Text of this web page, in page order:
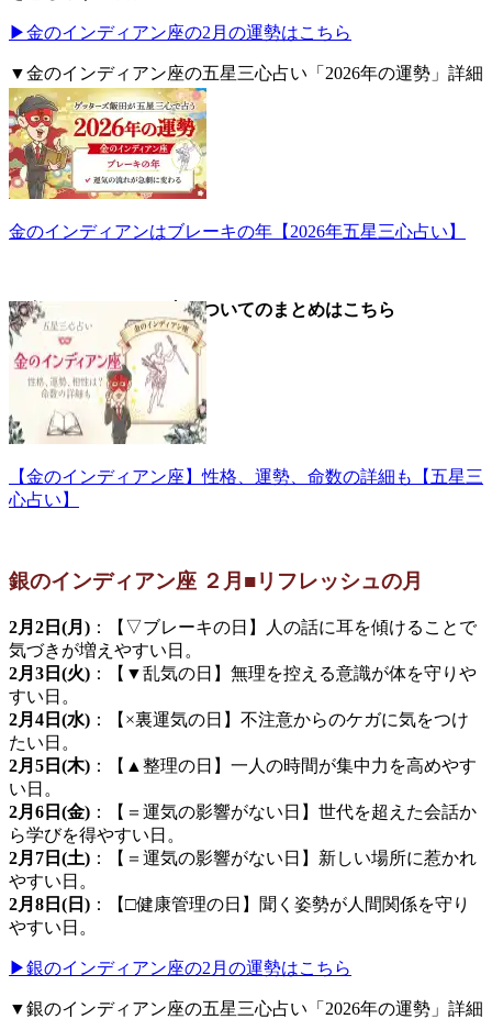
▶金のインディアン座の2月の運勢はこちら
▼金のインディアン座の五星三心占い「2026年の運勢」詳細
はこちら。
金のインディアンはブレーキの年【2026年五星三心占い】
▼金のインディアン座についてのまとめはこちら
【金のインディアン座】性格、運勢、命数の詳細も【五星三
心占い】
銀のインディアン座 ２月■リフレッシュの月
2月2日(月) ：【▽ブレーキの日】人の話に耳を傾けることで
気づきが増えやすい日。
2月3日(火) ：【▼乱気の日】無理を控える意識が体を守りや
すい日。
2月4日(水) ：【×裏運気の日】不注意からのケガに気をつけ
たい日。
2月5日(木) ：【▲整理の日】一人の時間が集中力を高めやす
い日。
2月6日(金) ：【＝運気の影響がない日】世代を超えた会話か
ら学びを得やすい日。
2月7日(土) ：【＝運気の影響がない日】新しい場所に惹かれ
やすい日。
2月8日(日) ：【□健康管理の日】聞く姿勢が人間関係を守り
やすい日。
▶銀のインディアン座の2月の運勢はこちら
▼銀のインディアン座の五星三心占い「2026年の運勢」詳細